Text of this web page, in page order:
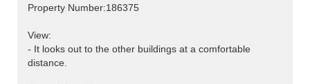
Property Number:186375
View:
- It looks out to the other buildings at a comfortable
distance.